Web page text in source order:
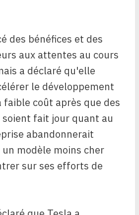
des bénéfices et des
aux attentes au cours
a déclaré qu'elle
le développement
faible coût après que des
fait jour quant au
abandonnerait
modèle moins cher
sur ses efforts de